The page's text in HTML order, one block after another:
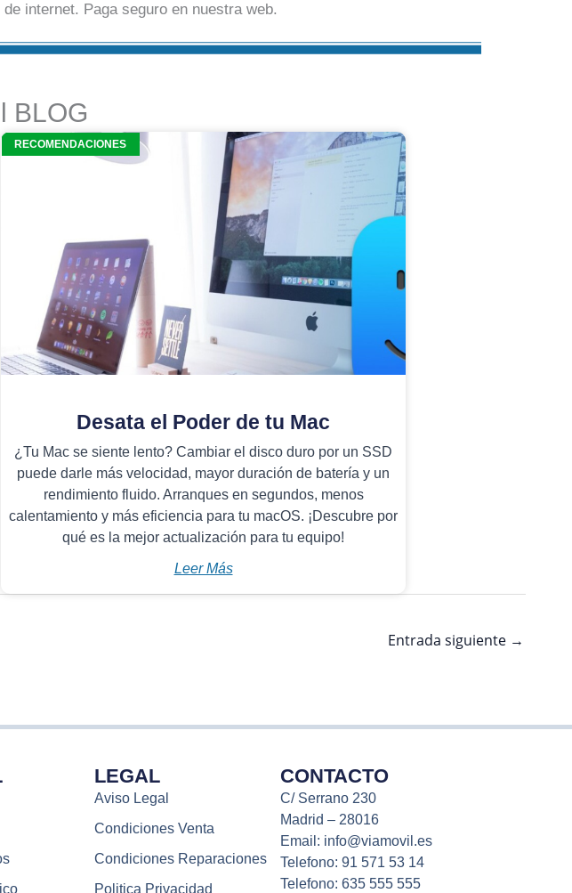
internet. Paga seguro en nuestra web.
BLOG
RECOMENDACIONES
Desata el Poder de tu Mac
¿Tu Mac se siente lento? Cambiar el disco duro por un SSD
puede darle más velocidad, mayor duración de batería y un
rendimiento fluido. Arranques en segundos, menos
calentamiento y más eficiencia para tu macOS. ¡Descubre por
qué es la mejor actualización para tu equipo!
Leer Más
Entrada siguiente →
LEGAL
Aviso Legal
Condiciones Venta
Condiciones Reparaciones
Politica Privacidad
CONTACTO
C/ Serrano 230
Madrid – 28016
Email: info@viamovil.es
Telefono: 91 571 53 14
Telefono: 635 555 555